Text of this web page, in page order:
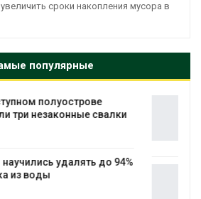
сроки накопления мусора в
популярные
экологический контроль
фактически ушёл от проверок к
Корея ускорит развитие
энергетики из-за роста
со стороны ИИ